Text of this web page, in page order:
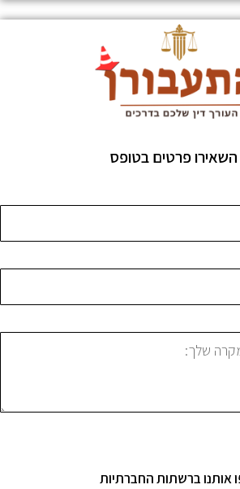
השאירו פרטים בטופס
אותנו ברשתות החברתיות